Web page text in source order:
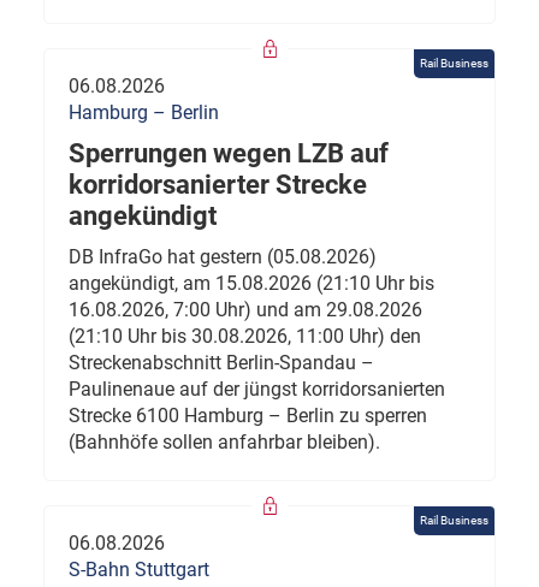
Rail Business
06.08.2026
Hamburg – Berlin
Sperrungen wegen LZB auf
korridorsanierter Strecke
angekündigt
DB InfraGo hat gestern (05.08.2026)
angekündigt, am 15.08.2026 (21:10 Uhr bis
16.08.2026, 7:00 Uhr) und am 29.08.2026
(21:10 Uhr bis 30.08.2026, 11:00 Uhr) den
Streckenabschnitt Berlin-Spandau –
Paulinenaue auf der jüngst korridorsanierten
Strecke 6100 Hamburg – Berlin zu sperren
(Bahnhöfe sollen anfahrbar bleiben).
Rail Business
06.08.2026
S-Bahn Stuttgart